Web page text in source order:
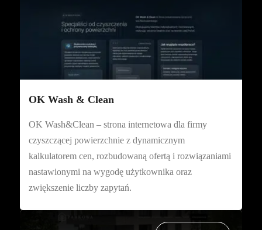
OK Wash & Clean
OK Wash&Clean – strona internetowa dla firmy
czyszczącej powierzchnie z dynamicznym
kalkulatorem cen, rozbudowaną ofertą i rozwiązaniami
nastawionymi na wygodę użytkownika oraz
zwiększenie liczby zapytań.